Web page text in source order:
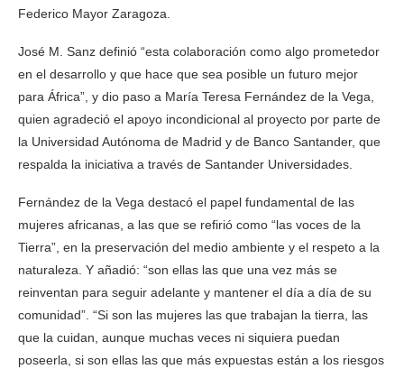
Federico Mayor Zaragoza.
José M. Sanz definió “esta colaboración como algo prometedor
en el desarrollo y que hace que sea posible un futuro mejor
para África”, y dio paso a María Teresa Fernández de la Vega,
quien agradeció el apoyo incondicional al proyecto por parte de
la Universidad Autónoma de Madrid y de Banco Santander, que
respalda la iniciativa a través de Santander Universidades.
Fernández de la Vega destacó el papel fundamental de las
mujeres africanas, a las que se refirió como “las voces de la
Tierra”, en la preservación del medio ambiente y el respeto a la
naturaleza. Y añadió: “son ellas las que una vez más se
reinventan para seguir adelante y mantener el día a día de su
comunidad”. “Si son las mujeres las que trabajan la tierra, las
que la cuidan, aunque muchas veces ni siquiera puedan
poseerla, si son ellas las que más expuestas están a los riesgos